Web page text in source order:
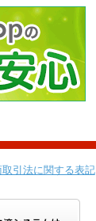
引法に関する表記